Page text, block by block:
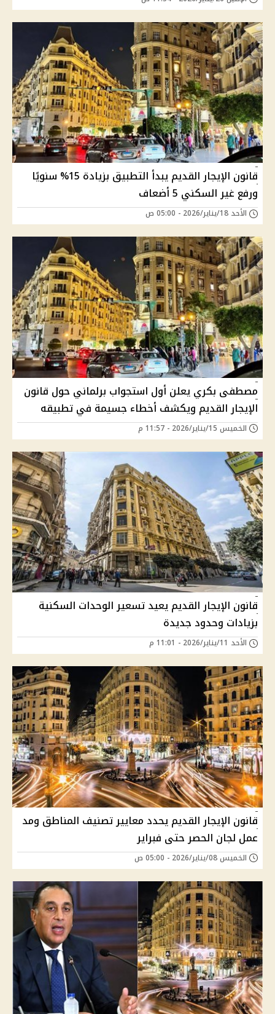
قانون الإيجار القديم يبدأ التطبيق بزيادة 15% سنويًا
ورفع غير السكني 5 أضعاف
الأحد 18/يناير/2026 - 05:00 ص
مصطفى بكري يعلن أول استجواب برلماني حول قانون
الإيجار القديم ويكشف أخطاء جسيمة في تطبيقه
الخميس 15/يناير/2026 - 11:57 م
قانون الإيجار القديم يعيد تسعير الوحدات السكنية
بزيادات وحدود جديدة
الأحد 11/يناير/2026 - 11:01 م
قانون الإيجار القديم يحدد معايير تصنيف المناطق ومد
عمل لجان الحصر حتى فبراير
الخميس 08/يناير/2026 - 05:00 ص